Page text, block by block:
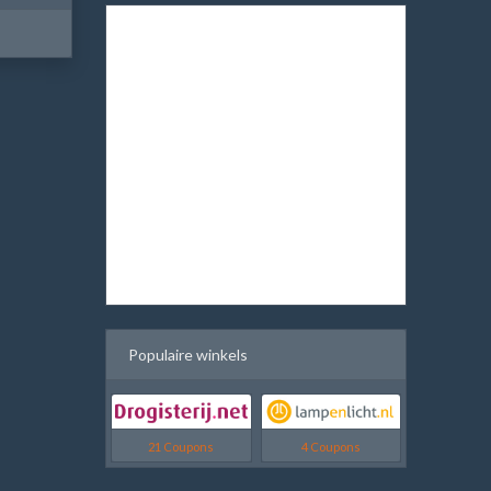
Populaire winkels
21 Coupons 4 Coupons